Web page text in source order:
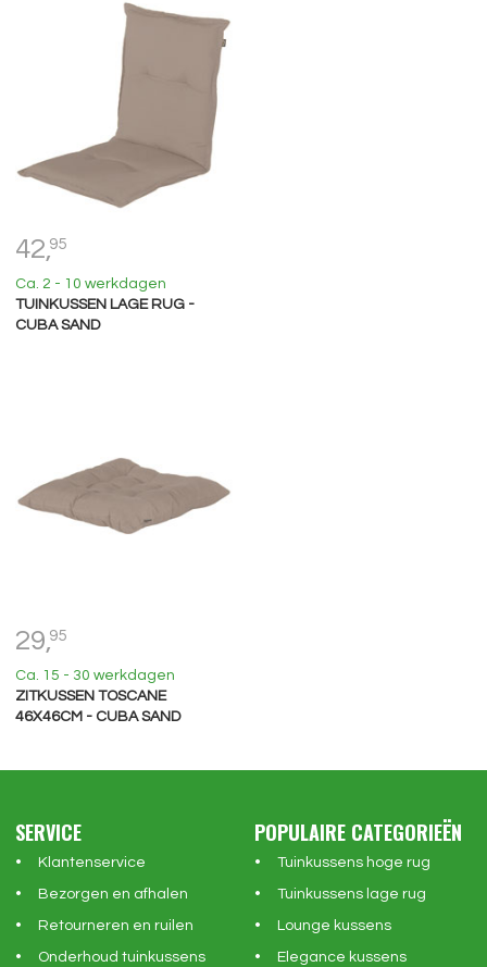
42,95
Ca. 2 - 10 werkdagen
TUINKUSSEN LAGE RUG -
CUBA SAND
29,95
Ca. 15 - 30 werkdagen
ZITKUSSEN TOSCANE
46X46CM - CUBA SAND
SERVICE
Klantenservice
Bezorgen en afhalen
Retourneren en ruilen
Onderhoud tuinkussens
POPULAIRE CATEGORIEËN
Tuinkussens hoge rug
Tuinkussens lage rug
Lounge kussens
Elegance kussens